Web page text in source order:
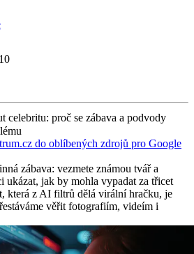
celebritu: proč se zábava a podvody
do oblíbených zdrojů pro Google
zábava: vezmete známou tvář a
ukázat, jak by mohla vypadat za třicet
která z AI filtrů dělá virální hračku, je
věřit fotografiím, videím i